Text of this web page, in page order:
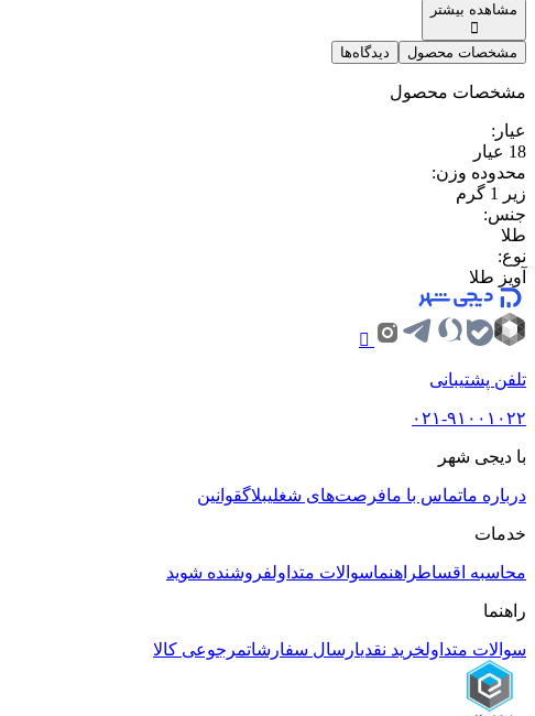
مشاهده بیشتر
مشخصات محصول دیدگاه‌ها
مشخصات محصول
عیار :
18 عیار
محدوده وزن:
زیر 1 گرم
جنس:
طلا
نوع:
آویز طلا
تلفن پشتیبانی
۰۲۱-۹۱۰۰۱۰۲۲
با دیجی شهر
درباره ماتماس با مافرصت‌های شغلیبلاگقوانین
خدمات
محاسبه اقساطراهنماسوالات متداولفروشنده شوید
راهنما
سوالات متداولخرید نقدیارسال سفارشاتمرجوعی کالا